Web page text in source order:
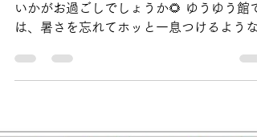
8月のお知らせ📢
連日厳しい暑さが続いておりますが、皆さ
ります。 お近くへいらした際はぜひ涼み処